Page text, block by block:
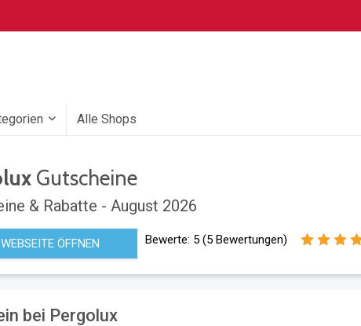
Alle Shops
Gutscheine
& Rabatte - August 2026
WEBSEITE ÖFFNEN Bewerte: 5 (5Bewertungen)
bei Pergolux